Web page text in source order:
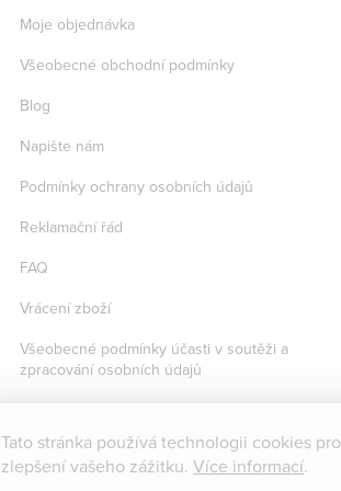
Tato stránka používá technologii cookies pro
zlepšení vašeho zážitku. Více informací.
Moje objednávka
Všeobecné obchodní podmínky
Blog
Napište nám
Podmínky ochrany osobních údajů
Reklamační řád
FAQ
Vrácení zboží
Všeobecné podmínky účasti v soutěži a
zpracování osobních údajů